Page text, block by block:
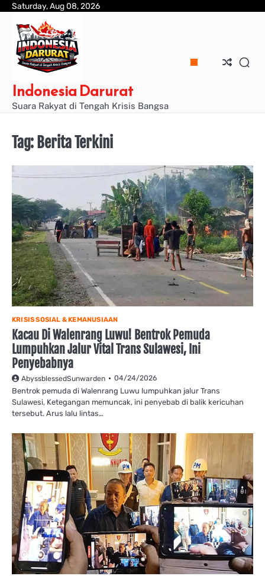
Skip
content
Saturday, Aug 08, 2026
Indonesia Darurat
Suara Rakyat di Tengah Krisis Bangsa
Tag: Berita Terkini
KRISIS SOSIAL & KEMANUSIAAN
Kacau Di Walenrang Luwu! Bentrok Pemuda
Lumpuhkan Jalur Vital Trans Sulawesi, Ini
Penyebabnya
AbyssblessedSunwarden 04/24/2026
Bentrok pemuda di Walenrang Luwu lumpuhkan jalur Trans
Sulawesi, Ketegangan memuncak, ini penyebab di balik kericuhan
tersebut. Arus lalu lintas…